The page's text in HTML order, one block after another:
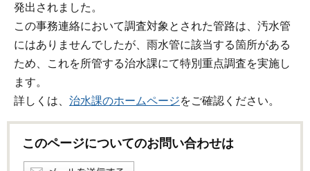
発出されました。
この事務連絡において調査対象とされた管路は、汚水管
にはありませんでしたが、雨水管に該当する箇所がある
ため、これを所管する治水課にて特別重点調査を実施し
ます。
詳しくは、 治水課のホームページをご確認ください。
このページについてのお問い合わせは